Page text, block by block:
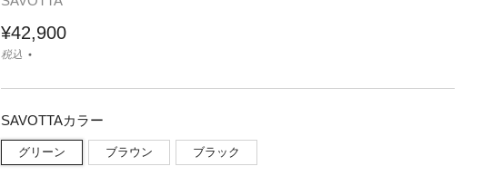
¥42,900
税込
SAVOTTAカラー
グリーン ブラウン ブラック